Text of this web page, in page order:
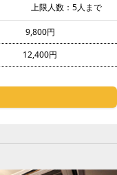
上限人数：5人まで
9,800円
12,400円